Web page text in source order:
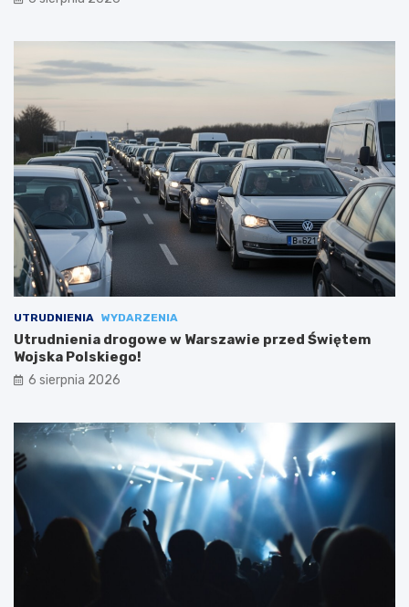
UTRUDNIENIA WYDARZENIA
Utrudnienia drogowe w Warszawie przed Świętem
Wojska Polskiego!
6 sierpnia 2026